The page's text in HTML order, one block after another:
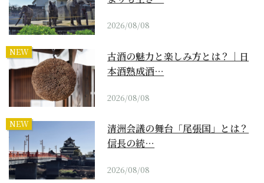
2026/08/08
NEW
古酒の魅力と楽しみ方とは？｜日
本酒熟成酒…
2026/08/08
NEW
清洲会議の舞台「尾張国」とは？
信長の統…
2026/08/08